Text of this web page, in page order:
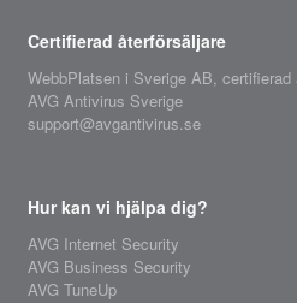
Certifierad återförsäljare
WebbPlatsen i Sverige AB, certifierad
AVG Antivirus Sverige
support@avgantivirus.se
Hur kan vi hjälpa dig?
AVG Internet Security
AVG Business Security
AVG TuneUp